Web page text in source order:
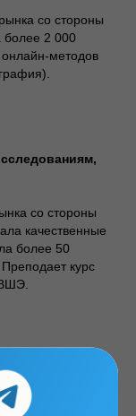
со стороны
более 2 000
методов
со стороны
качественные
более 50
курс